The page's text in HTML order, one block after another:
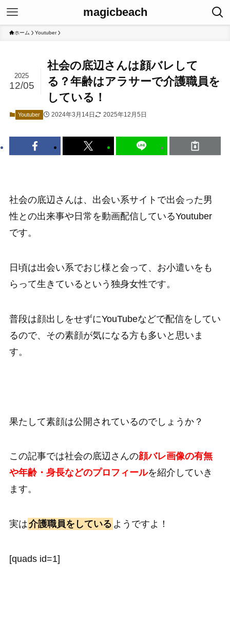
magicbeach
ホーム Youtuber
社会の底辺さんは顔バレして
る？年齢はアラサーで介護職員を
している！
2025
12/05
Youtuber 2024年3月14日 2025年12月5日
社会の底辺さんは、出会い系サイトで出会った男
性との出来事や日常を動画配信しているYoutuber
です。
日頃は出会い系でおじ様と会って、お小遣いをも
らって生きているという独身女性です。
普段は顔出しをせずにYouTubeなどで配信をしてい
るので、その素顔が気になる方も多いと思いま
す。
果たして素顔は公開されているのでしょうか？
この記事では社会の底辺さんの顔バレ画像の有無
や年齢・身長などのプロフィールを紹介していき
ます。
実は介護職員をしている ようですよ！
[quads id=1]